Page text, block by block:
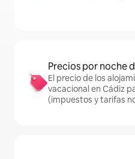
Precios por noche
El precio de los
vacacional en Cádiz
(impuestos y tarifas